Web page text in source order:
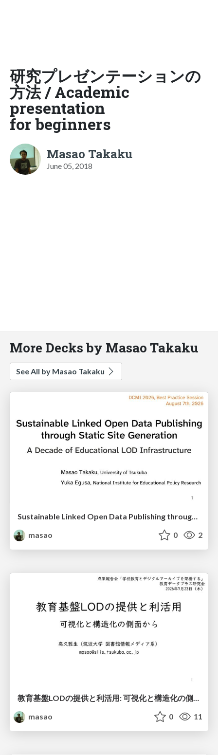
研究プレゼンテーションの
方法 / Academic
presentation
for beginners
Masao Takaku
June 05, 2018
More Decks by Masao Takaku
See All by Masao Takaku
Sustainable Linked Open Data Publishing through Static Site Generation: A Decade of Educational LOD Infrastructure
masao
0 2
masao
0 11